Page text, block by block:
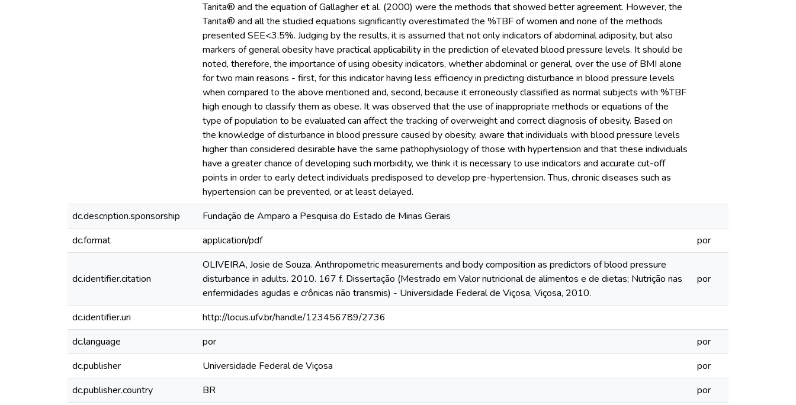
Tanita® and the equation of Gallagher et al. (2000) were the methods that showed better agreement. However, the
Tanita® and all the studied equations significantly overestimated the %TBF of women and none of the methods
presented SEE<3.5%. Judging by the results, it is assumed that not only indicators of abdominal adiposity, but also
markers of general obesity have practical applicability in the prediction of elevated blood pressure levels. It should be
noted, therefore, the importance of using obesity indicators, whether abdominal or general, over the use of BMI alone
for two main reasons - first, for this indicator having less efficiency in predicting disturbance in blood pressure levels
when compared to the above mentioned and, second, because it erroneously classified as normal subjects with %TBF
high enough to classify them as obese. It was observed that the use of inappropriate methods or equations of the
type of population to be evaluated can affect the tracking of overweight and correct diagnosis of obesity. Based on
the knowledge of disturbance in blood pressure caused by obesity, aware that individuals with blood pressure levels
higher than considered desirable have the same pathophysiology of those with hypertension and that these individuals
have a greater chance of developing such morbidity, we think it is necessary to use indicators and accurate cut-off
points in order to early detect individuals predisposed to develop pre-hypertension. Thus, chronic diseases such as
hypertension can be prevented, or at least delayed.
dc.description.sponsorship
Fundação de Amparo a Pesquisa do Estado de Minas Gerais
dc.format
application/pdf por
dc.identifier.citation
OLIVEIRA, Josie de Souza. Anthropometric measurements and body composition as predictors of blood pressure
disturbance in adults. 2010. 167 f. Dissertação (Mestrado em Valor nutricional de alimentos e de dietas; Nutrição nas
enfermidades agudas e crônicas não transmis) - Universidade Federal de Viçosa, Viçosa, 2010.
por
dc.identifier.uri
http://locus.ufv.br/handle/123456789/2736
dc.language
por
por
dc.publisher
Universidade Federal de Viçosa
por
dc.publisher.country
BR por